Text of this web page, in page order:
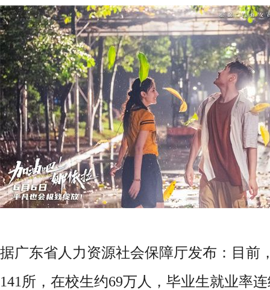
据广东省人力资源社会保障厅发布：目前
141所，在校生约69万人，毕业生就业率